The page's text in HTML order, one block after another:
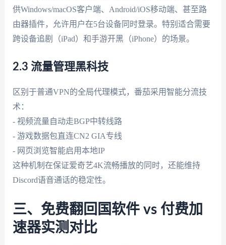
供Windows/macOS客户端、Android/iOS移动端、甚至路
由器插件，允许用户在5台设备同时登录。特别适合需要
跨设备追剧（iPad）和手游开黑（iPhone）的场景。
2.3 流量管理黑科技
区别于普通VPN的全局代理模式，番茄采用智能分流技
术：
- 视频流量自动走BGP中转线路
- 游戏数据包直连CN2 GIA专线
- 网页浏览智能启用本地IP
这种机制在保证爱奇艺4K流畅播放的同时，还能维持
Discord语音通话的稳定性。
三、免费翻回国软件 vs 付费加
速器实测对比